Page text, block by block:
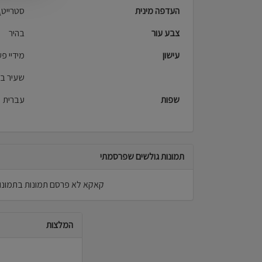
העדפה מינית
צבע עור
בהיר
עישון
מידיי
שעיר
שפות
עברית
תמונות גולשים שפרסמתי
קאקא לא פרסם תמונות
המלצות